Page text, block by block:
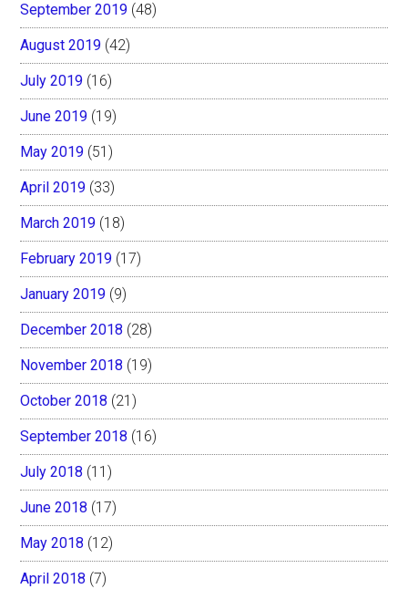
September 2019 (48)
August 2019 (42)
July 2019 (16)
June 2019 (19)
May 2019 (51)
April 2019 (33)
March 2019 (18)
February 2019 (17)
January 2019 (9)
December 2018 (28)
November 2018 (19)
October 2018 (21)
September 2018 (16)
July 2018 (11)
June 2018 (17)
May 2018 (12)
April 2018 (7)